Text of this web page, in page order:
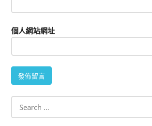
個人網站網址